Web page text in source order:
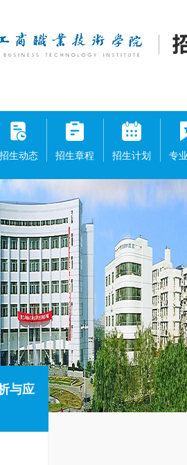
招生动态 招生章程 招生计划 专
与应